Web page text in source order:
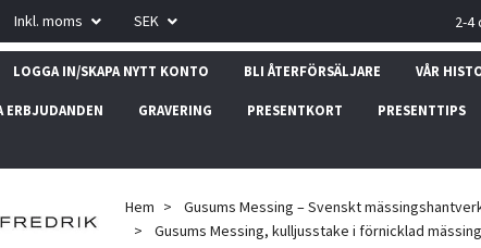
Inkl. moms SEK 2-4
LOGGA IN/SKAPA NYTT KONTO BLI ÅTERFÖRSÄLJARE VÅR
ERBJUDANDEN GRAVERING PRESENTKORT PRESENTTIPS
Hem Gusums Messing – Svenskt
Gusums Messing, kulljusstake i förnicklad